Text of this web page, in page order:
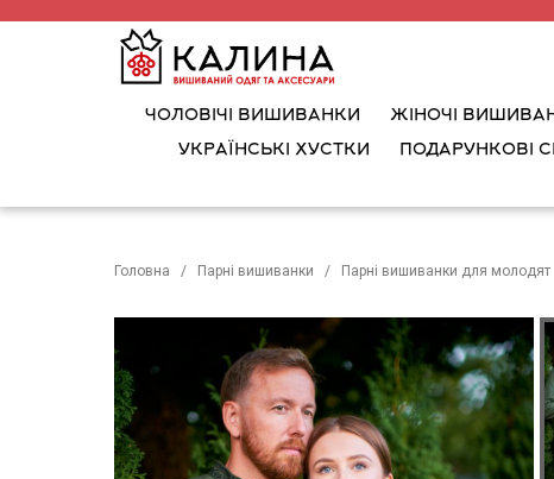
ЧОЛОВІЧІ ВИШИВАНКИ ЖІНОЧІ
УКРАЇНСЬКІ ХУСТКИ
ПОДАРУНКОВІ
Головна Парні вишиванки Парні вишиванки для молодят